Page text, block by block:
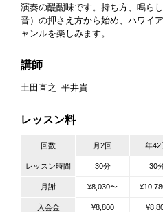
演奏の醍醐味です。持ち方、鳴ら
音）の押さえ方から始め、ハワイ
ャンルを楽しみます。
講師
土田直之 平井貴
レッスン料
回数 月2回 年42
レッスン時間 30分 30
月謝 ¥8,030〜
入会金 ¥8,800